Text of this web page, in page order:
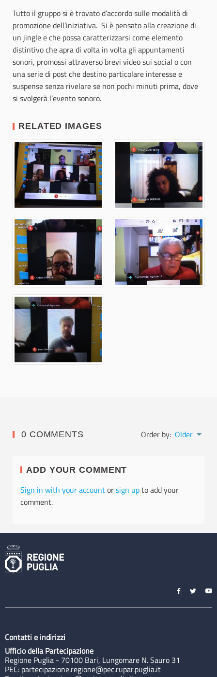
Tutto il gruppo si è trovato d’accordo sulle modalità di
promozione dell’iniziativa. Si è pensato alla creazione di
un jingle e che possa caratterizzarsi come elemento
distintivo che apra di volta in volta gli appuntamenti
sonori, promossi attraverso brevi video sui social o con
una serie di post che destino particolare interesse e
suspense senza rivelare se non pochi minuti prima, dove
si svolgerà l’evento sonoro.
RELATED IMAGES
0 COMMENTS Order by: Older
ADD YOUR COMMENT
Sign in with your accountorsign upto add your
comment.
Contatti e indirizzi
Ufficio della Partecipazione
Regione Puglia - 70100 Bari, Lungomare N. Sauro 31
PEC: partecipazione.regione@pec.rupar.puglia.it